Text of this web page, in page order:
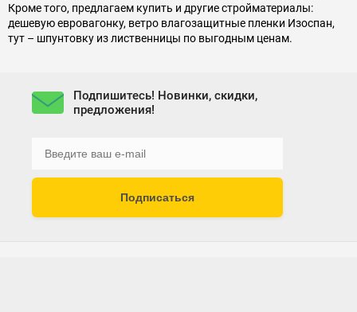
Кроме того, предлагаем купить и другие стройматериалы:
дешевую евровагонку, ветро влагозащитные пленки Изоспан,
тут – шпунтовку из лиственницы по выгодным ценам.
Подпишитесь! Новинки, скидки,
предложения!
Подписаться